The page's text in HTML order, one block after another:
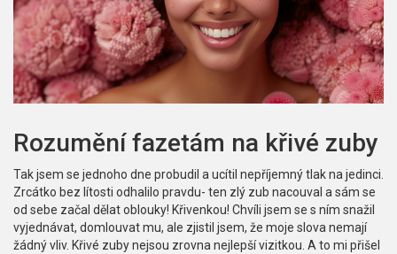
Rozumění fazetám na křivé zuby
Tak jsem se jednoho dne probudil a ucítil nepříjemný tlak na jedinci.
Zrcátko bez lítosti odhalilo pravdu- ten zlý zub nacouval a sám se
od sebe začal dělat oblouky! Křivenkou! Chvíli jsem se s ním snažil
vyjednávat, domlouvat mu, ale zjistil jsem, že moje slova nemají
žádný vliv. Křivé zuby nejsou zrovna nejlepší vizitkou. A to mi přišel